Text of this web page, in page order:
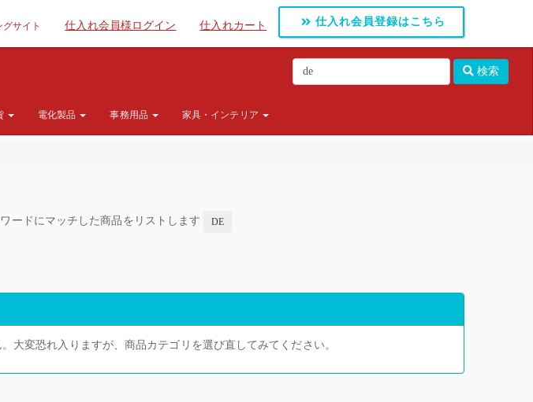
サイト 仕入れ会員様ログイン 仕入れカート 仕入れ会員登録はこちら
検索
電化製品 事務用品 家具・インテリア
ードにマッチした商品をリストします DE
大変恐れ入りますが、商品カテゴリを選び直してみてください。